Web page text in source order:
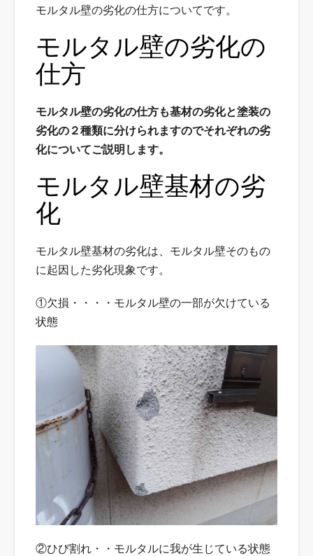
モルタル壁の劣化の仕方についてです。
モルタル壁の劣化の
仕方
モルタル壁の劣化の仕方も基材の劣化と塗装の
劣化の２種類に分けられますのでそれぞれの劣
化についてご説明します。
モルタル壁基材の劣
化
モルタル壁基材の劣化は、モルタル壁そのもの
に起因した劣化現象です。
①欠損・・・・モルタル壁の一部が欠けている
状態
②ひび割れ・・モルタルに我が生じている状態